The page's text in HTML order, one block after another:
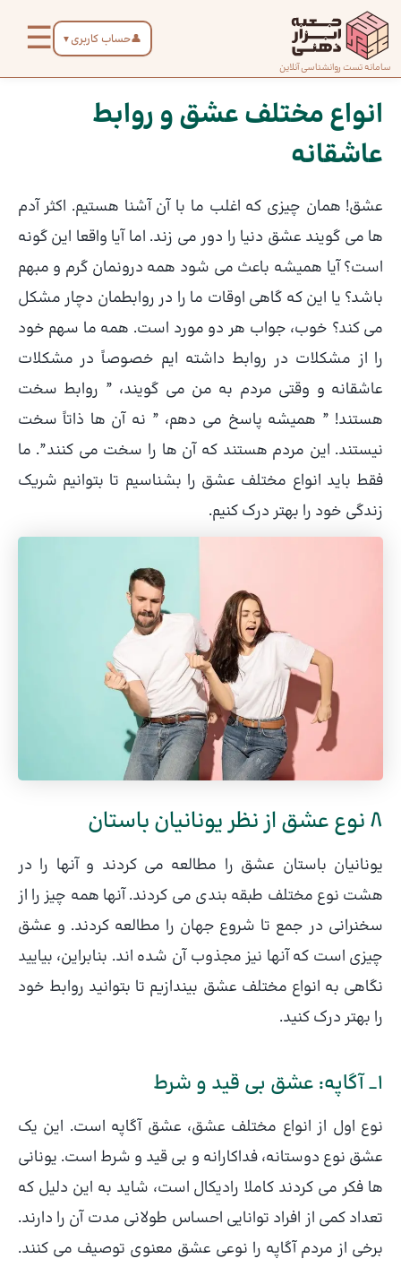
محتوا
سامانه تست روانشناسی آنلاین
👤حساب کاربری ▼
☰
صفحه
اصلی
درباره
تماس
با ما
دسته‌بندی
تست‌ها
انواع مختلف عشق و روابط
عاشقانه
عشق! همان چیزی که اغلب ما با آن آشنا هستیم. اکثر آدم
ها می گویند عشق دنیا را دور می زند. اما آیا واقعا این گونه
است؟ آیا همیشه باعث می شود همه درونمان گرم و مبهم
باشد؟ یا این که گاهی اوقات ما را در روابطمان دچار مشکل
می کند؟ خوب، جواب هر دو مورد است. همه ما سهم خود
را از مشکلات در روابط داشته ایم خصوصاً در مشکلات
عاشقانه و وقتی مردم به من می گویند، ” روابط سخت
هستند! ” همیشه پاسخ می دهم، ” نه آن ها ذاتاً سخت
نیستند. این مردم هستند که آن ها را سخت می کنند”. ما
فقط باید انواع مختلف عشق را بشناسیم تا بتوانیم شریک
زندگی خود را بهتر درک کنیم.
8 نوع عشق از نظر یونانیان باستان
یونانیان باستان عشق را مطالعه می کردند و آنها را در
هشت نوع مختلف طبقه بندی می کردند. آنها همه چیز را از
سخنرانی در جمع تا شروع جهان را مطالعه کردند. و عشق
چیزی است که آنها نیز مجذوب آن شده اند. بنابراین، بیایید
نگاهی به انواع مختلف عشق بیندازیم تا بتوانید روابط خود
را بهتر درک کنید.
1_ آگاپه: عشق بی قید و شرط
نوع اول از انواع مختلف عشق، عشق آگاپه است. این یک
عشق نوع دوستانه، فداکارانه و بی قید و شرط است. یونانی
ها فکر می کردند کاملا رادیکال است، شاید به این دلیل که
تعداد کمی از افراد توانایی احساس طولانی مدت آن را دارند.
برخی از مردم آگاپه را نوعی عشق معنوی توصیف می کنند.
پیمایش
نوشته